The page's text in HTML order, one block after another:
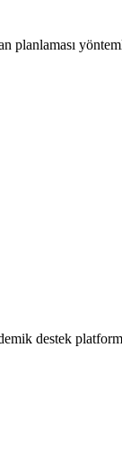
planlaması
destek